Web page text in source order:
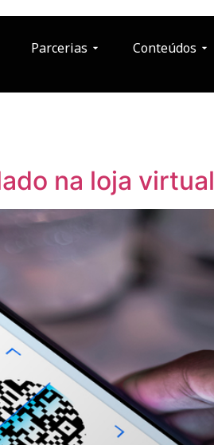
Parcerias Conteúdos
na loja virtual